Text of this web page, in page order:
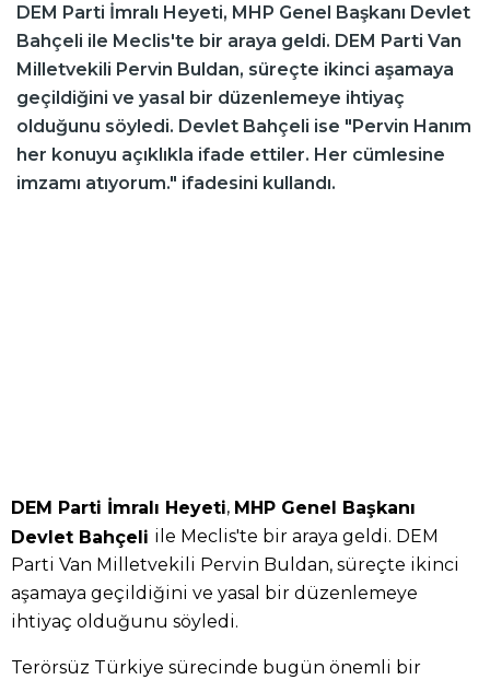
DEM Parti İmralı Heyeti, MHP Genel Başkanı Devlet
Bahçeli ile Meclis'te bir araya geldi. DEM Parti Van
Milletvekili Pervin Buldan, süreçte ikinci aşamaya
geçildiğini ve yasal bir düzenlemeye ihtiyaç
olduğunu söyledi. Devlet Bahçeli ise "Pervin Hanım
her konuyu açıklıkla ifade ettiler. Her cümlesine
imzamı atıyorum." ifadesini kullandı.
DEM Parti İmralı Heyeti, MHP Genel Başkanı
Devlet Bahçeli ile Meclis'te bir araya geldi. DEM
Parti Van Milletvekili Pervin Buldan, süreçte ikinci
aşamaya geçildiğini ve yasal bir düzenlemeye
ihtiyaç olduğunu söyledi.
Terörsüz Türkiye sürecinde bugün önemli bir